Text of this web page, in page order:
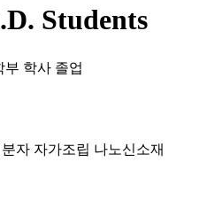
Students
부 학사 졸업
자 자가조립 나노신소재